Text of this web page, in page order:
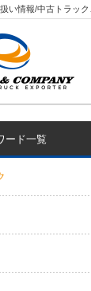
い情報/中古トラッ
ード一覧